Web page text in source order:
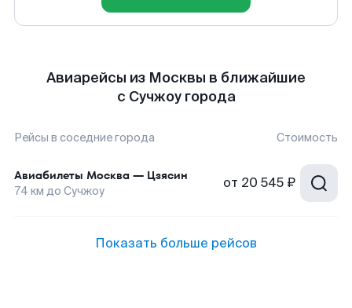
Авиарейсы из Москвы в ближайшие
с Сучжоу города
Рейсы в соседние города Стоимость
Авиабилеты Москва — Цзясин
74 км до Сучжоу от 20 545 ₽
Показать больше рейсов